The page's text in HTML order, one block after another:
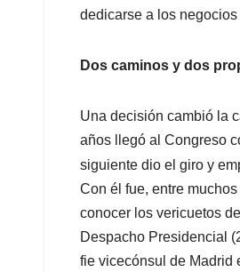
dedicarse a los
Dos caminos y dos
Una decisión cambió la
años llegó al Congreso
siguiente dio el giro y
Con él fue, entre
conocer los vericuetos
Despacho Presidencial
fie vicecónsul de Madrid